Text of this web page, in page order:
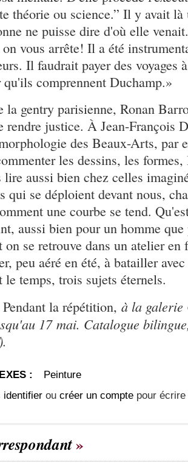
théorie ou science.” Il y avait là
ne puisse dire d'où elle
on vous arrête! Il a été
Il faudrait payer des voyages
comprennent Duchamp.»
la gentry parisienne, Ronan
rendre justice. À Jean-François
des Beaux-Arts, par
les dessins, les
lire aussi bien chez celles
qui se déploient devant nous,
une courbe se tend.
aussi bien pour un homme
se retrouve dans un atelier en
peu aéré en été, à batailler
temps, trois sujets éternels.
la répétition, à la galerie
17 mai. Catalogue
:
Peinture
identifier ou créer un compte pour